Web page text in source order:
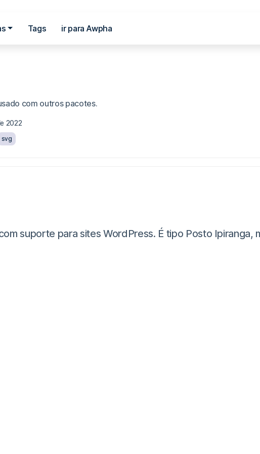
com outros pacotes.
2022
svg
Tags ir para Awpha
suporte para sites WordPress. É tipo Posto Ipiranga,